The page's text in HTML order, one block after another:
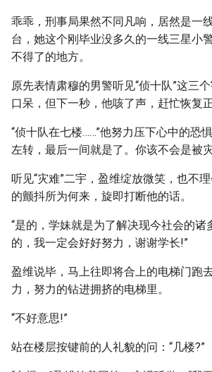
乖乖，刑事局果然不同凡响，居然是一
台，她这个刚毕业没多久的一线三星小
不得了的地方。
原先表情肃穆的男警听见“侦十队”这三
口呆，但下一秒，他咳了声，赶忙恢复正
“侦十队在七楼……”他努力压下心中的恐
左转，最后一间就是了。你该不会是被
听见“灾难”二宇，盈维绽放微笑，也不
的颤抖所为何来，旋即打断他的话。
“是的，学妹就是为了解决现今社会的诸
的，我一定会好好努力，谢谢学长!”
盈维说毕，马上往即将合上的电梯门跑
力，努力的钻进拥挤的电梯里。
“不好意思!”
站在楼层按键前的人礼貌的问：“几楼?”